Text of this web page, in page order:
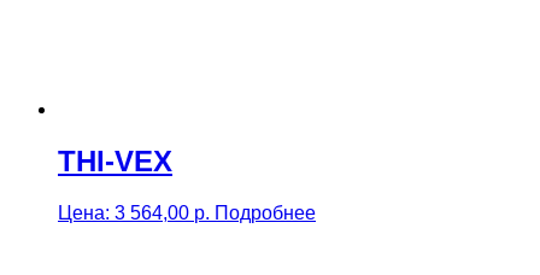
THI-VEX
Цена: 3 564,00 р. Подробнее